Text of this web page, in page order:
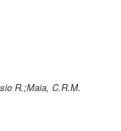
R.;Maia, C.R.M.